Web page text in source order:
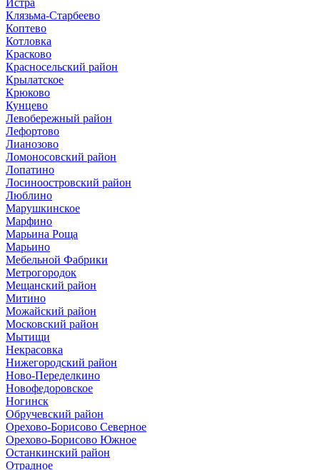
Истра
Клязьма-Старбеево
Коптево
Котловка
Красково
Красносельский район
Крылатское
Крюково
Кунцево
Левобережный район
Лефортово
Лианозово
Ломоносовский район
Лопатино
Лосиноостровский район
Люблино
Марушкинское
Марфино
Марьина Роща
Марьино
Мебельной Фабрики
Метрогородок
Мещанский район
Митино
Можайский район
Московский район
Мытищи
Некрасовка
Нижегородский район
Ново-Переделкино
Новофедоровское
Ногинск
Обручевский район
Орехово-Борисово Северное
Орехово-Борисово Южное
Останкинский район
Отрадное